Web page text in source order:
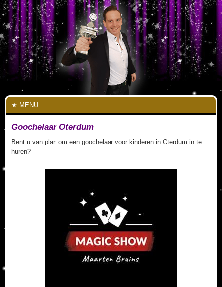
MENU
Goochelaar Oterdum
Bent u van plan om een goochelaar voor kinderen in Oterdum in te
huren?